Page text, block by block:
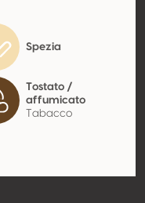
Spezia
Tostato /
affumicato
Tabacco